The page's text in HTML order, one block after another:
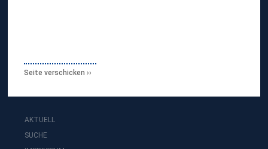
Seite verschicken
AKTUELL
SUCHE